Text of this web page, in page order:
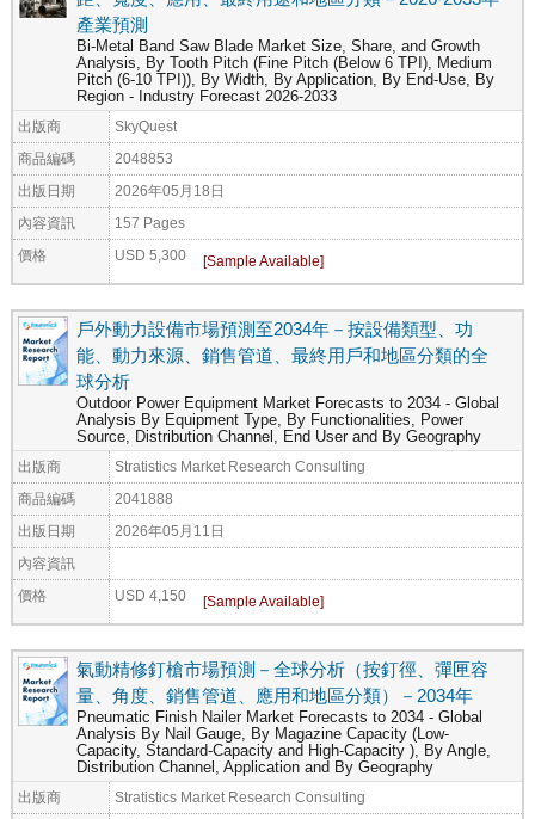
產業預測
Bi-Metal Band Saw Blade Market Size, Share, and Growth
Analysis, By Tooth Pitch (Fine Pitch (Below 6 TPI), Medium
Pitch (6-10 TPI)), By Width, By Application, By End-Use, By
Region - Industry Forecast 2026-2033
出版商 SkyQuest
商品編碼 2048853
出版日期 2026年05月18日
內容資訊 157 Pages
價格 USD 5,300
戶外動力設備市場預測至2034年－按設備類型、功
能、動力來源、銷售管道、最終用戶和地區分類的全
球分析
Outdoor Power Equipment Market Forecasts to 2034 - Global
Analysis By Equipment Type, By Functionalities, Power
Source, Distribution Channel, End User and By Geography
出版商 Stratistics Market Research Consulting
商品編碼 2041888
出版日期 2026年05月11日
內容資訊
價格 USD 4,150
氣動精修釘槍市場預測－全球分析（按釘徑、彈匣容
量、角度、銷售管道、應用和地區分類）－2034年
Pneumatic Finish Nailer Market Forecasts to 2034 - Global
Analysis By Nail Gauge, By Magazine Capacity (Low-
Capacity, Standard-Capacity and High-Capacity ), By Angle,
Distribution Channel, Application and By Geography
出版商 Stratistics Market Research Consulting